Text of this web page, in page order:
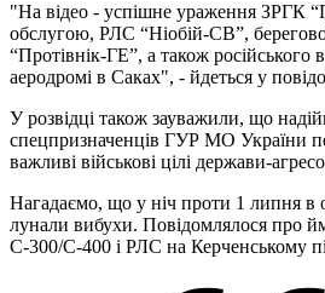
"На відео - успішне ураження ЗРГК
обслугою, РЛС “Ніобій-СВ”,
“Протівнік-ГЕ”, а також
аеродромі в Саках", - йдеться у
У розвідці також зауважили, що
спецпризначенців ГУР МО України
важливі військові цілі держави-
Нагадаємо, що у ніч проти 1 липня
лунали вибухи. Повідомлялося про
С-300/С-400 і РЛС на Керченському